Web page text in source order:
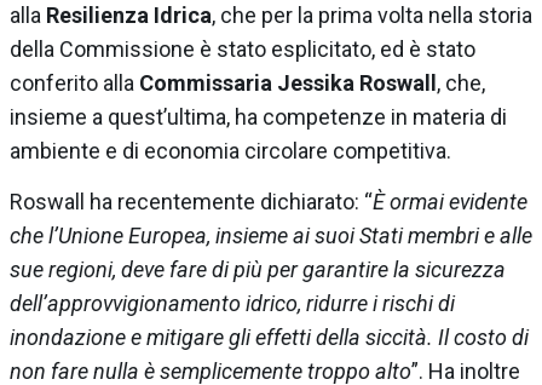
alla Resilienza Idrica, che per la prima volta nella storia
della Commissione è stato esplicitato, ed è stato
conferito alla Commissaria Jessika Roswall , che,
insieme a quest’ultima, ha competenze in materia di
ambiente e di economia circolare competitiva.
Roswall ha recentemente dichiarato: “È ormai evidente
che l’Unione Europea, insieme ai suoi Stati membri e alle
sue regioni, deve fare di più per garantire la sicurezza
dell’approvvigionamento idrico, ridurre i rischi di
inondazione e mitigare gli effetti della siccità. Il costo di
non fare nulla è semplicemente troppo alto”. Ha inoltre